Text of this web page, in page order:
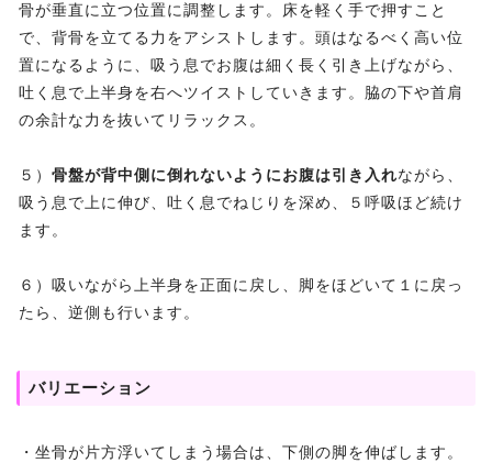
骨が垂直に立つ位置に調整します。床を軽く手で押すこと
で、背骨を立てる力をアシストします。頭はなるべく高い位
置になるように、吸う息でお腹は細く長く引き上げながら、
吐く息で上半身を右へツイストしていきます。脇の下や首肩
の余計な力を抜いてリラックス。
５） 骨盤が背中側に倒れないようにお腹は引き入れながら、
吸う息で上に伸び、吐く息でねじりを深め、５呼吸ほど続け
ます。
６）吸いながら上半身を正面に戻し、脚をほどいて１に戻っ
たら、逆側も行います。
バリエーション
・坐骨が片方浮いてしまう場合は、下側の脚を伸ばします。